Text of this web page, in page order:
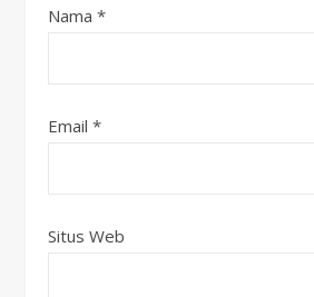
Nama *
Email *
Situs Web